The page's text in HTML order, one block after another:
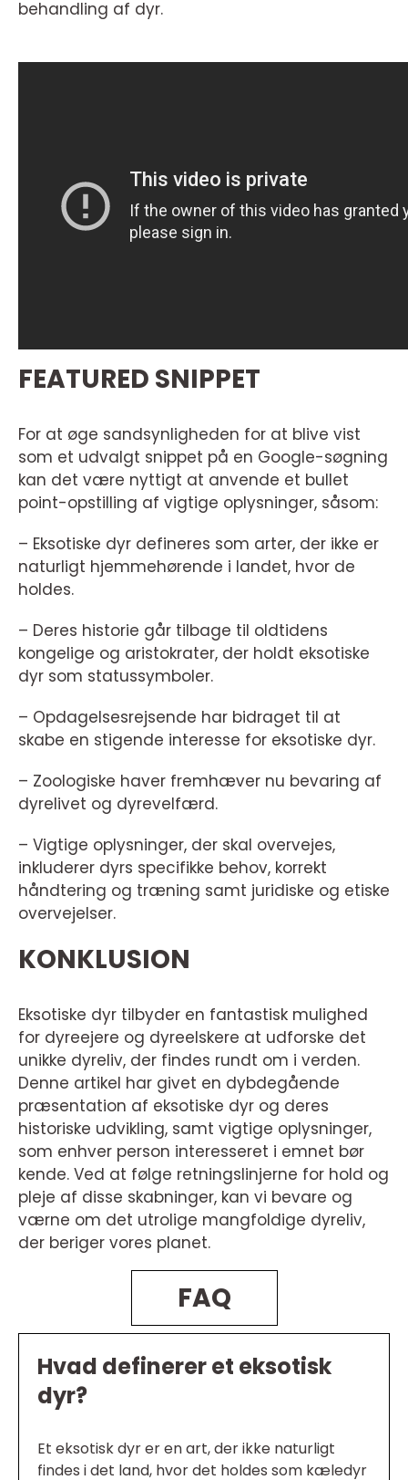
behandling af dyr.
FEATURED SNIPPET
For at øge sandsynligheden for at blive vist
som et udvalgt snippet på en Google-søgning
kan det være nyttigt at anvende et bullet
point-opstilling af vigtige oplysninger, såsom:
– Eksotiske dyr defineres som arter, der ikke er
naturligt hjemmehørende i landet, hvor de
holdes.
– Deres historie går tilbage til oldtidens
kongelige og aristokrater, der holdt eksotiske
dyr som statussymboler.
– Opdagelsesrejsende har bidraget til at
skabe en stigende interesse for eksotiske dyr.
– Zoologiske haver fremhæver nu bevaring af
dyrelivet og dyrevelfærd.
– Vigtige oplysninger, der skal overvejes,
inkluderer dyrs specifikke behov, korrekt
håndtering og træning samt juridiske og etiske
overvejelser.
KONKLUSION
Eksotiske dyr tilbyder en fantastisk mulighed
for dyreejere og dyreelskere at udforske det
unikke dyreliv, der findes rundt om i verden.
Denne artikel har givet en dybdegående
præsentation af eksotiske dyr og deres
historiske udvikling, samt vigtige oplysninger,
som enhver person interesseret i emnet bør
kende. Ved at følge retningslinjerne for hold og
pleje af disse skabninger, kan vi bevare og
værne om det utrolige mangfoldige dyreliv,
der beriger vores planet.
FAQ
Hvad definerer et eksotisk
dyr?
Et eksotisk dyr er en art, der ikke naturligt
findes i det land, hvor det holdes som kæledyr